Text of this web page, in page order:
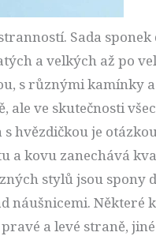
Sada
a velkých až po
s různými kamínky
ve skutečnosti
hvězdičkou je
a kovu zanechává
stylů jsou spony
náušnicemi. Některé
a levé straně,